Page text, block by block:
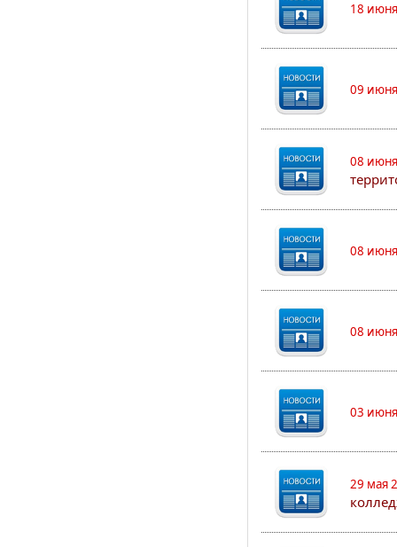
18
09
08
08
08
03
29 мая